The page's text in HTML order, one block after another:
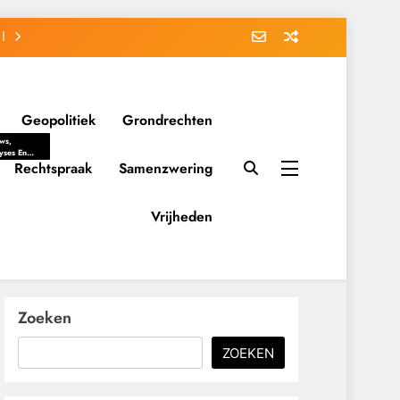
Geopolitiek Grondrechten
En
Politieke
Belangen
Op
Rechtspraak Samenzwering
Vrijheden
Zoeken
ZOEKEN